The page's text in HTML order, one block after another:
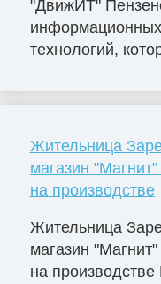
"ДвижИТ"
технологий,
Жительница
магазин
на производстве
Жительница
магазин
на производстве